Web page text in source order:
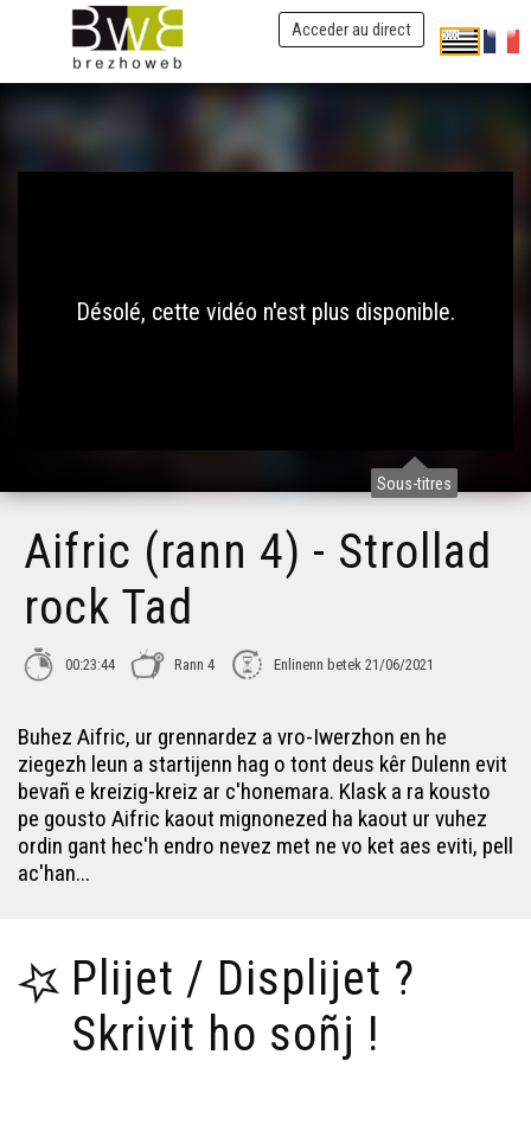
Acceder au direct
Sous-titres
Désolé, cette vidéo n'est plus disponible.
Aifric (rann 4) - Strollad
rock Tad
00:23:44 Rann 4 Enlinenn betek 21/06/2021
Buhez Aifric, ur grennardez a vro-Iwerzhon en he
ziegezh leun a startijenn hag o tont deus kêr Dulenn evit
bevañ e kreizig-kreiz ar c'honemara. Klask a ra kousto
pe gousto Aifric kaout mignonezed ha kaout ur vuhez
ordin gant hec'h endro nevez met ne vo ket aes eviti, pell
ac'han...
Plijet / Displijet ?
Skrivit ho soñj !